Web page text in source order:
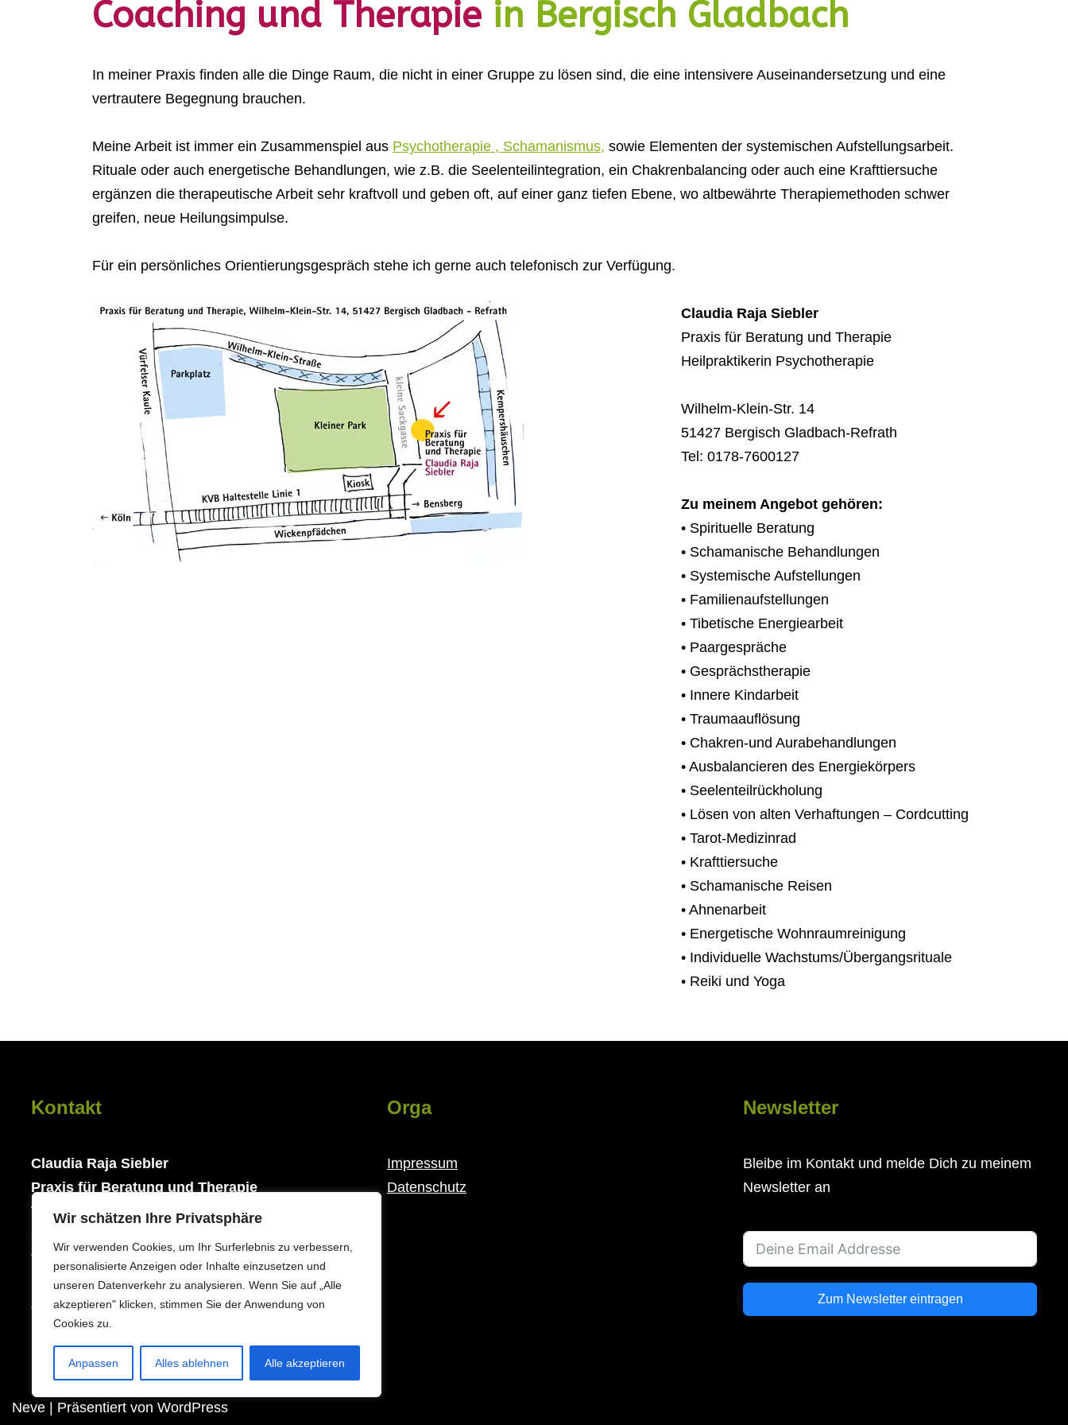
Wir schätzen Ihre Privatsphäre
Wir verwenden Cookies, um Ihr Surferlebnis zu verbessern,
personalisierte Anzeigen oder Inhalte einzusetzen und
unseren Datenverkehr zu analysieren. Wenn Sie auf „Alle
akzeptieren" klicken, stimmen Sie der Anwendung von
Cookies zu.
Anpassen Alles ablehnen Alle akzeptieren
Coaching und Therapiein Bergisch Gladbach
In meiner Praxis finden alle die Dinge Raum, die nicht in einer Gruppe zu lösen sind, die eine intensivere Auseinandersetzung und eine
vertrautere Begegnung brauchen.
Meine Arbeit ist immer ein Zusammenspiel aus Psychotherapie , Schamanismus, sowie Elementen der systemischen Aufstellungsarbeit.
Rituale oder auch energetische Behandlungen, wie z.B. die Seelenteilintegration, ein Chakrenbalancing oder auch eine Krafttiersuche
ergänzen die therapeutische Arbeit sehr kraftvoll und geben oft, auf einer ganz tiefen Ebene, wo altbewährte Therapiemethoden schwer
greifen, neue Heilungsimpulse.
Für ein persönliches Orientierungsgespräch stehe ich gerne auch telefonisch zur Verfügung.
Claudia Raja Siebler
Praxis für Beratung und Therapie
Heilpraktikerin Psychotherapie
Wilhelm-Klein-Str. 14
51427 Bergisch Gladbach-Refrath
Tel: 0178-7600127
Zu meinem Angebot gehören:
• Spirituelle Beratung
• Schamanische Behandlungen
• Systemische Aufstellungen
• Familienaufstellungen
• Tibetische Energiearbeit
• Paargespräche
• Gesprächstherapie
• Innere Kindarbeit
• Traumaauflösung
• Chakren-und Aurabehandlungen
• Ausbalancieren des Energiekörpers
• Seelenteilrückholung
• Lösen von alten Verhaftungen – Cordcutting
• Tarot-Medizinrad
• Krafttiersuche
• Schamanische Reisen
• Ahnenarbeit
• Energetische Wohnraumreinigung
• Individuelle Wachstums/Übergangsrituale
• Reiki und Yoga
Kontakt
Claudia Raja Siebler
Praxis für Beratung und Therapie
Wilhelm-Klein-Str. 14
Tel: 0178 - 7600127
Email:in** @***************us.de
oder nutze unserKontaktformular
Orga
Impressum
Datenschutz
Newsletter
Bleibe im Kontakt und melde Dich zu meinem
Newsletter an
Zum Newsletter eintragen
Neve | Präsentiert von WordPress